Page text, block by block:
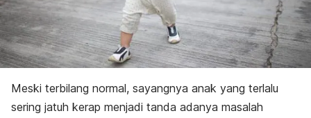
Meski terbilang normal, sayangnya anak yang terlalu
sering jatuh kerap menjadi tanda adanya masalah